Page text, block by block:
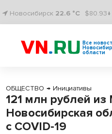
Новосибирск 22.6 °C $80.93↓
Все
области
ОБЩЕСТВО → Инициативы
121 млн рублей
Новосибирская
с COVID-19